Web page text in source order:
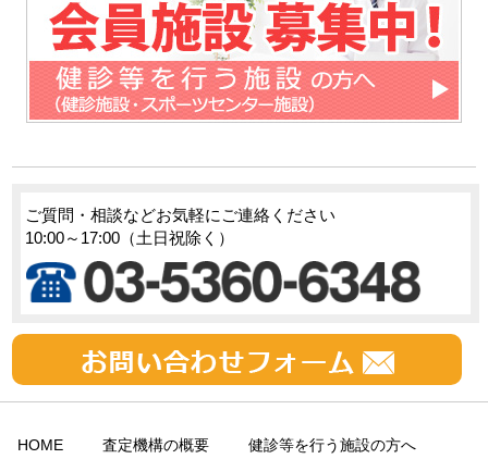
ご質問・相談などお気軽にご連絡ください
10:00～17:00（土日祝除く）
HOME 査定機構の概要 健診等を行う施設の方へ